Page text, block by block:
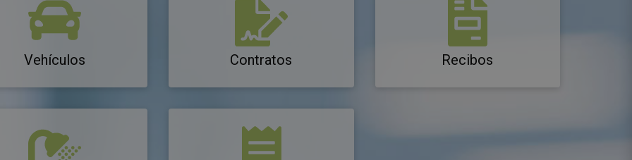
Vehículos Contratos Recibos